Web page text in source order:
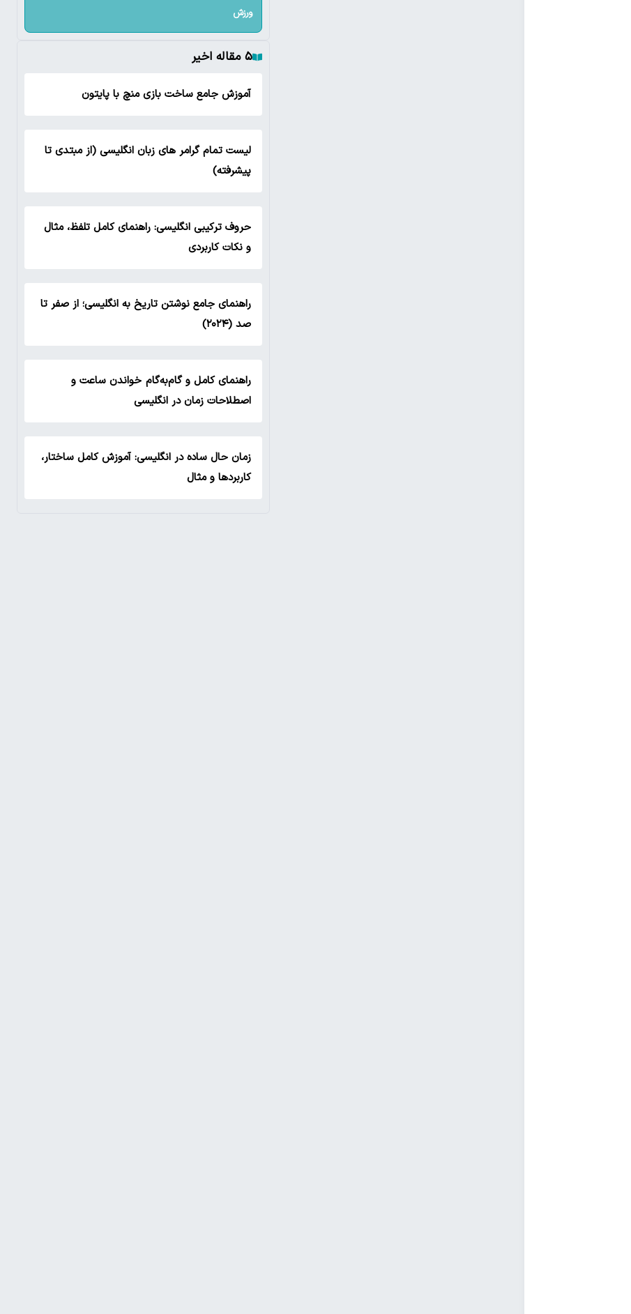
ورزش
۵ مقاله اخیر
آموزش جامع ساخت بازی منچ با پایتون
لیست تمام گرامر های زبان انگلیسی (از مبتدی تا
پیشرفته)
حروف ترکیبی انگلیسی: راهنمای کامل تلفظ، مثال
و نکات کاربردی
راهنمای جامع نوشتن تاریخ به انگلیسی؛ از صفر تا
صد (۲۰۲۴)
راهنمای کامل و گام‌به‌گام خواندن ساعت و
اصطلاحات زمان در انگلیسی
زمان حال ساده در انگلیسی: آموزش کامل ساختار،
کاربردها و مثال